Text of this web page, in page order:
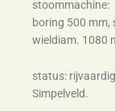
stoommachine:
boring 500 mm,
wieldiam. 1080
status:
Simpelveld.